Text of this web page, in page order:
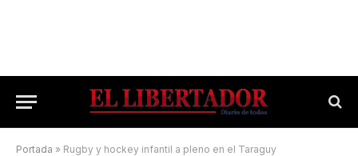
Portada » Rugby y hockey infantil a pleno en el Taraguy